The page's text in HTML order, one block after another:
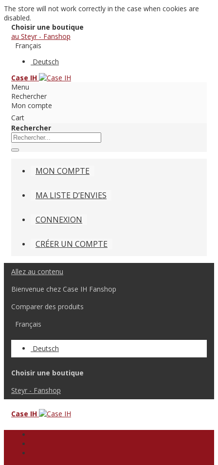
The store will not work correctly in the case when cookies are
disabled.
Choisir une boutique
au Steyr - Fanshop
Français
Deutsch
Case IH
Menu
Rechercher
Mon compte
Cart
Rechercher
MON COMPTE
MA LISTE D’ENVIES
CONNEXION
CRÉER UN COMPTE
Allez au contenu
Bienvenue chez Case IH Fanshop
Comparer des produits
Français
Deutsch
Choisir une boutique
Steyr - Fanshop
Case IH